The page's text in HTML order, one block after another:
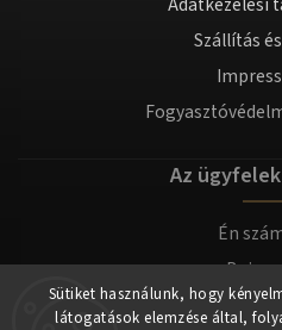
Sütiket használunk, hogy
látogatások elemzése által,
Szállítás
Az
Én